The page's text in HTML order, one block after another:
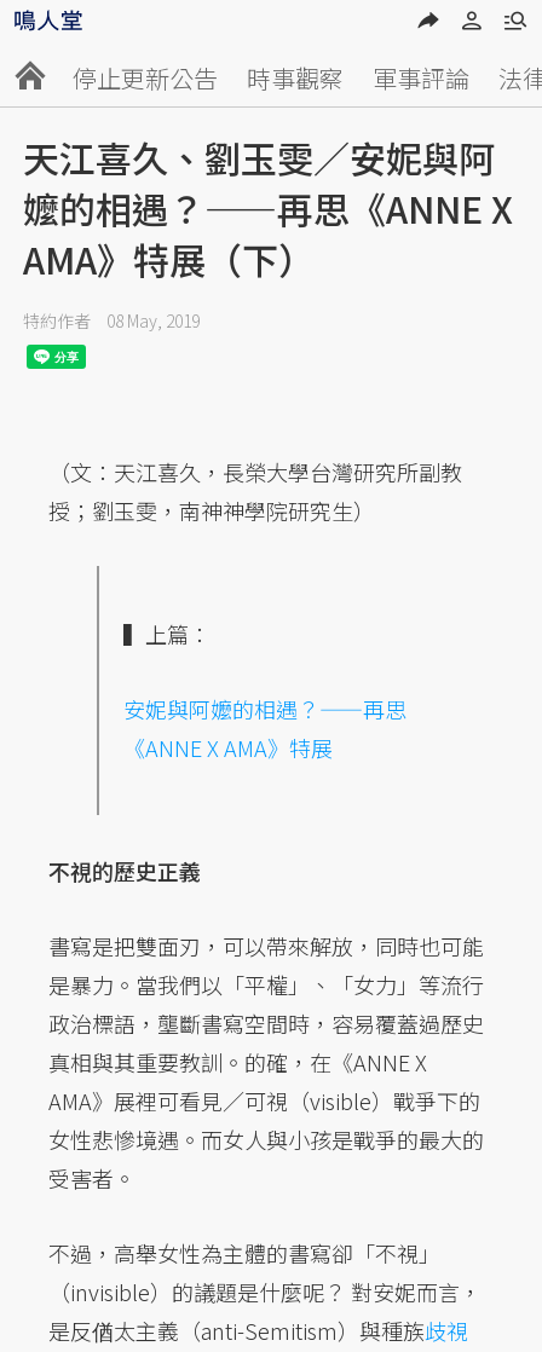
停止更新公告 時事觀察 軍事評論 法
天江喜久、劉玉雯／安妮與阿
嬤的相遇？——再思《ANNE X
AMA》特展（下）
特約作者 08 May, 2019
（文：天江喜久，長榮大學台灣研究所副教
授；劉玉雯，南神神學院研究生）
▍上篇：
安妮與阿嬤的相遇？——再思
《ANNE X AMA》特展
不視的歷史正義
書寫是把雙面刃，可以帶來解放，同時也可能
是暴力。當我們以「平權」、「女力」等流行
政治標語，壟斷書寫空間時，容易覆蓋過歷史
真相與其重要教訓。的確，在《ANNE X
AMA》展裡可看見／可視（visible）戰爭下的
女性悲慘境遇。而女人與小孩是戰爭的最大的
受害者。
不過，高舉女性為主體的書寫卻「不視」
（invisible）的議題是什麼呢？ 對安妮而言，
是反偤太主義（anti-Semitism）與種族歧視